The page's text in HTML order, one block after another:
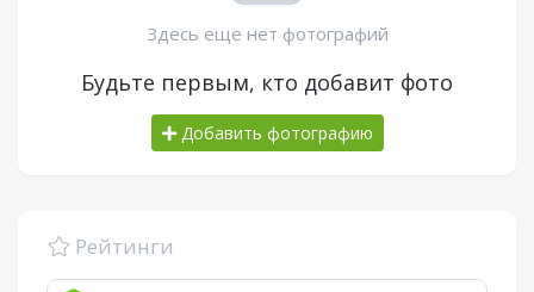
Здесь еще нет фотографий
Будьте первым, кто добавит фото
Добавить фотографию
Рейтинги